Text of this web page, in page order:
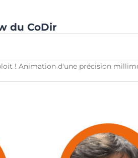
du CoDir
! Animation d'une précision